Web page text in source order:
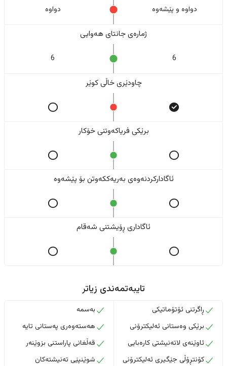
دواوە و پێشەوە دواوە
ژمارەی جانتای هەوایی
6
6
چاودێری خاڵی کوێر
برێکی فریاکەوتنی خۆکار
ئاگادارکردنەوەی بەریەککەوتن بۆ پێشەوە
ئاگاداری ڕۆیشتنی شەقام
تایبەتمەندی زیاتر
ڕاگرتنی ئۆتۆماتیکی
برێکی وەستانی ئەلیکترۆنی
ئاوێنەی لاتەنیشتی کارەبایی
کۆنتڕۆڵی جێگیری ئەلیکترۆنی
بەسمە
هەستەوەری پەستانی تایە
قەڵغانی پاراستنی بزوێنەر
شوێنپێی تەنیشتەکان